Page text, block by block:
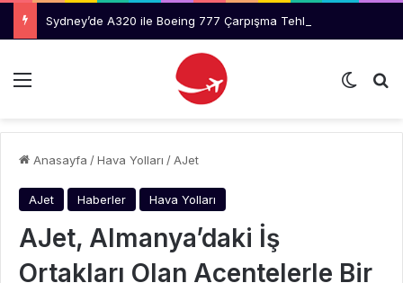
Menü Dış
Anasayfa /Hava Yolları /AJet
AJet Haberler Hava Yolları
AJet, Almanya’daki İş
Ortakları Olan Acentelerle Bir